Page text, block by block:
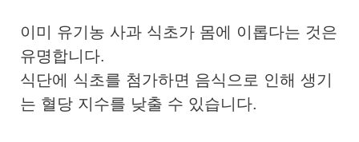
이미 유기농 사과 식초가 몸에 이롭다는 것은
유명합니다.
식단에 식초를 첨가하면 음식으로 인해 생기
는 혈당 지수를 낮출 수 있습니다.